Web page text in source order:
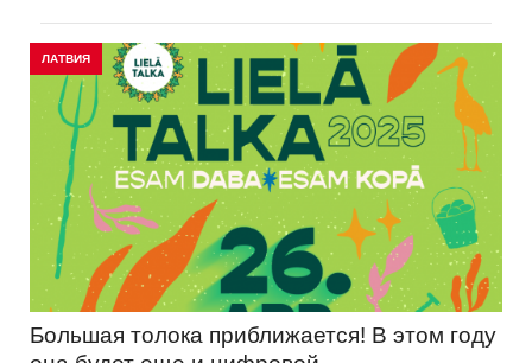
ЛАТВИЯ
Большая толока приближается! В этом году